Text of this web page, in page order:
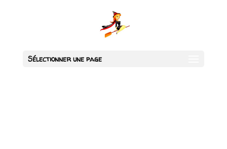
Sélectionner une page